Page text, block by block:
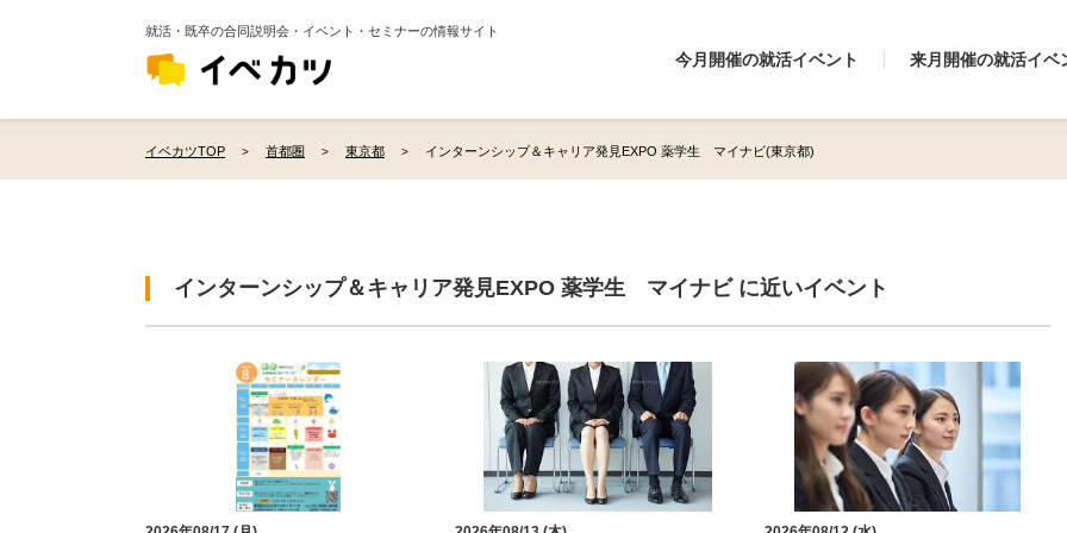
就活・既卒の合同説明会・イベント・セミナーの情報サイト
今月開催の就活イベント 来月開催の就活イベ
イベカツTOP 首都圏 東京都 インターンシップ＆キャリア発見EXPO 薬学生 マイナビ(東京都)
インターンシップ＆キャリア発見EXPO 薬学生 マイナビ に近いイベント